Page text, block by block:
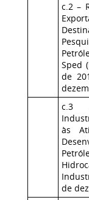
c.2 –
Sped
de
c.3
às
de